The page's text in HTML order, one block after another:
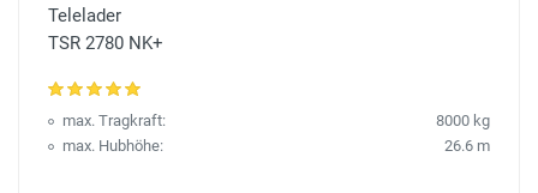
Telelader
TSR 2780 NK+
max. Tragkraft:
8000 kg
max. Hubhöhe:
26.6 m